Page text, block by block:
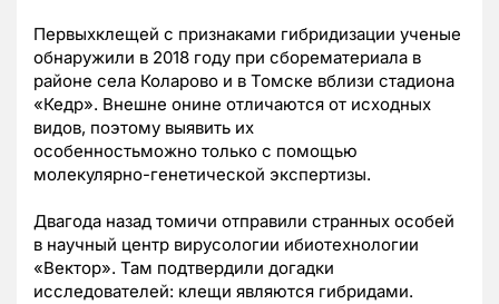
Первыхклещей с признаками гибридизации ученые
обнаружили в 2018 году при сборематериала в
районе села Коларово и в Томске вблизи стадиона
«Кедр». Внешне онине отличаются от исходных
видов, поэтому выявить их
особенностьможно только с помощью
молекулярно-генетической экспертизы.
Двагода назад томичи отправили странных особей
в научный центр вирусологии ибиотехнологии
«Вектор». Там подтвердили догадки
исследователей: клещи являются гибридами.